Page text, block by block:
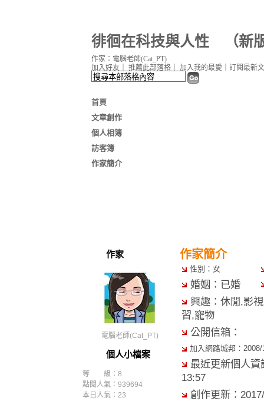
徘徊在科技與人性 （新
首頁
文章創作
個人相簿
訪客簿
作家簡介
加入好友 推薦此部落格 加入我的最愛 訂閱最新
作家：電腦老師(Cat_PT)
作家
電腦老師(Cat_PT)
個人小檔案
等 級：8
點閱人氣：939694
本日人氣：23
作家簡介
性別：女
婚姻：已婚
興趣：休閒,影
習,寵物
公開信箱：
加入網路城邦：
最近更新個人資
13:57
創作更新：